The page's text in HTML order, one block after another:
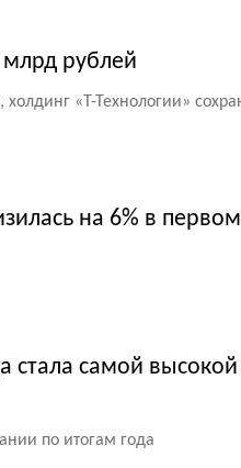
рублей
холдинг « Т-Технологии»
на 6% в
стала самой
по итогам года